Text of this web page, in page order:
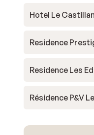
Hotel Le Castillan
Residence
Residence Les
Résidence P&V